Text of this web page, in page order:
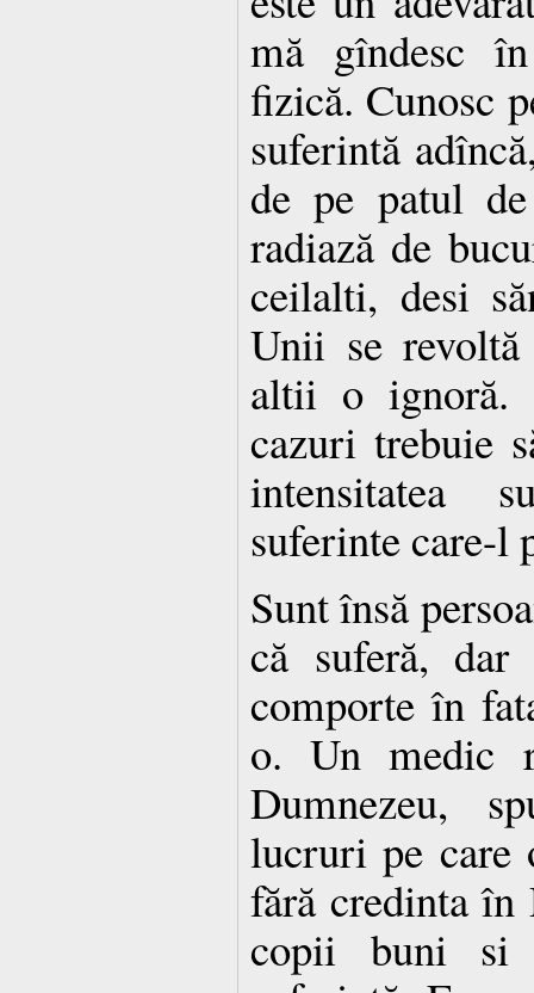
mă gîndesc
fizică. Cunosc
suferintă
de pe patul
radiază de
ceilalti, desi
Unii se
altii o ignoră.
cazuri trebuie
intensitatea
suferinte care-l
Sunt însă
că suferă,
comporte în
o. Un medic
Dumnezeu,
lucruri pe care
fără credinta în
copii buni si